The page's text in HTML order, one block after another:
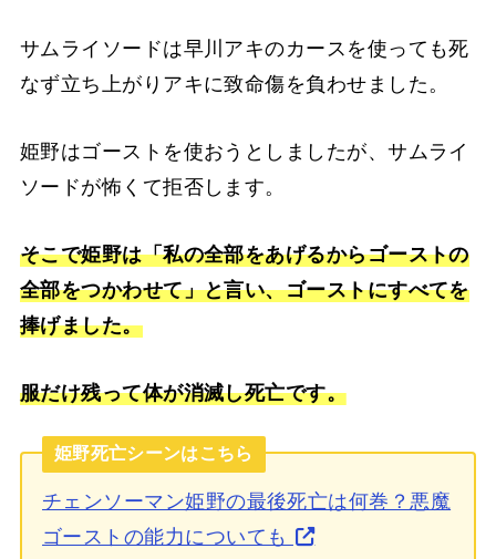
サムライソードは早川アキのカースを使っても死
なず立ち上がりアキに致命傷を負わせました。
姫野はゴーストを使おうとしましたが、サムライ
ソードが怖くて拒否します。
そこで姫野は「私の全部をあげるからゴーストの
全部をつかわせて」と言い、ゴーストにすべてを
捧げました。
服だけ残って体が消滅し死亡です。
姫野死亡シーンはこちら
チェンソーマン姫野の最後死亡は何巻？悪魔
ゴーストの能力についても